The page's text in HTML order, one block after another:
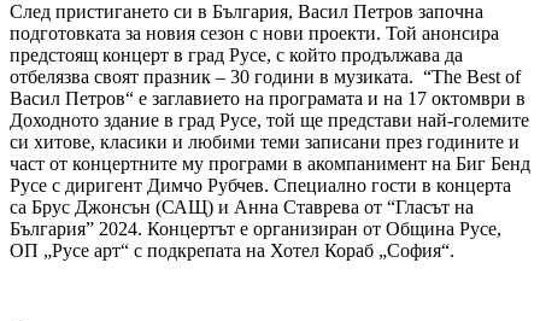
След пристигането си в България, Васил Петров започна
подготовката за новия сезон с нови проекти. Той анонсира
предстоящ концерт в град Русе, с който продължава да
отбелязва своят празник – 30 години в музиката. “The Best of
Васил Петров“ е заглавието на програмата и на 17 октомври в
Доходното здание в град Русе, той ще представи най-големите
си хитове, класики и любими теми записани през годините и
част от концертните му програми в акомпанимент на Биг Бенд
Русе с диригент Димчо Рубчев. Специално гости в концерта
са Брус Джонсън (САЩ) и Анна Ставрева от “Гласът на
България” 2024. Концертът е организиран от Община Русе,
ОП „Русе арт“ с подкрепата на Хотел Кораб „София“.